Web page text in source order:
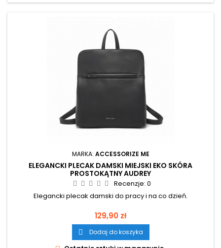
MARKA: ACCESSORIZE ME
ELEGANCKI PLECAK DAMSKI MIEJSKI EKO SKÓRA
PROSTOKĄTNY AUDREY
Recenzje: 0
Elegancki plecak damski do pracy i na co dzień.
Cena
129,90 zł
 Dodaj do koszyka